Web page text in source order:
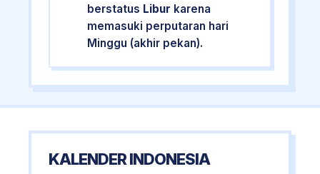
berstatus Libur karena
memasuki perputaran hari
Minggu (akhir pekan).
KALENDER INDONESIA